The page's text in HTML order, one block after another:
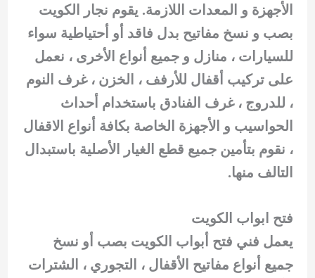
الأجهزة و المعدات اللازمة. يقوم نجار الكويت
بصب و نسخ مفاتيح بدل فاقد أو أحتياطية سواء
للسيارات ، منازل و جميع أنواع الأخرى ، نعمل
على تركيب أقفال للأرفف ، الخزن ، غرف النوم
، للدروج ، غرف الفنادق باستخدام أحداث
الحواسيب و الأجهزة الخاصة بكافة أنواع الاقفال
، نقوم بتأمين جميع قطع الغيار الأصلية باستبدال
التالف منها.
فتح ابواب الكويت
يعمل فني فتح أبواب الكويت بصب أو نسخ
جميع أنواع مفاتيح الأقفال ، التجوري ، الشترات